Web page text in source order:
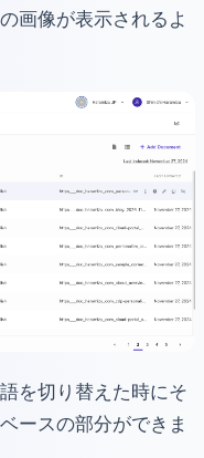
画像が表示されるよ
を切り替えた時にそ
ースの部分ができま